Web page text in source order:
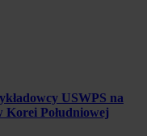
USWPS na
Południowej